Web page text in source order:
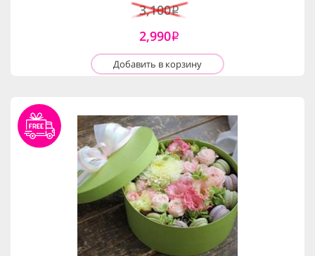
3,100i
2,990i
Добавить в корзину